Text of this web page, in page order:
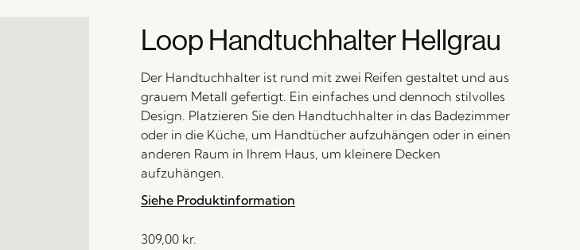
Loop Handtuchhalter Hellgrau
Der Handtuchhalter ist rund mit zwei Reifen gestaltet und aus
grauem Metall gefertigt. Ein einfaches und dennoch stilvolles
Design. Platzieren Sie den Handtuchhalter in das Badezimmer
oder in die Küche, um Handtücher aufzuhängen oder in einen
anderen Raum in Ihrem Haus, um kleinere Decken
aufzuhängen.
Siehe Produktinformation
309,00 kr.